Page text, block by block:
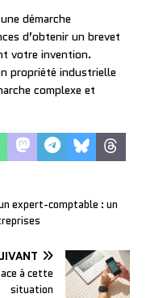
démarche
d’obtenir un brevet
votre invention.
propriété industrielle
complexe et
expert-comptable : un
à cette
situation